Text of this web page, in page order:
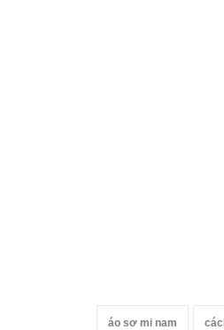
áo sơ mi nam